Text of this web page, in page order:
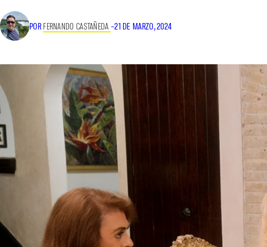
POR FERNANDO CASTAÑEDA –21 DE MARZO, 2024